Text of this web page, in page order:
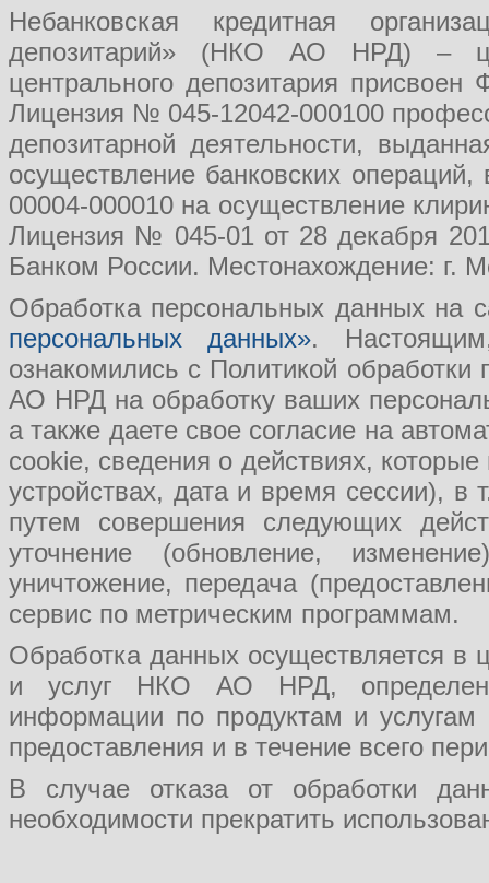
Небанковская кредитная
депозитарий» (НКО АО НРД) –
центрального депозитария
Лицензия № 045-12042-000100
депозитарной деятельности,
осуществление банковских
00004-000010 на осуществление
Лицензия № 045-01 от 28 декабря
Банком России. Местонахождение: г.
Обработка персональных данных на
персональных данных».
ознакомились с Политикой
АО НРД на обработку ваших
а также даете свое согласие на
cookie, сведения о действиях,
устройствах, дата и время сессии), в
путем совершения следующих
уточнение (обновление,
уничтожение, передача
сервис по метрическим программам.
Обработка данных осуществляется в
и услуг НКО АО НРД, определения
информации по продуктам и
предоставления и в течение всего
В случае отказа от обработки
необходимости прекратить